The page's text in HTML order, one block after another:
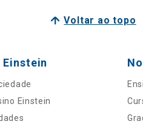
Voltar ao topo
Einstein
Einstein